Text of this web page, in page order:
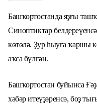
Башҡортостанда яҙғы
Синоптиктар
кѳтѳлә. Ҙур һыуға ҡаршы
аҡса бүлгән.
Башҡортостан буйынса
хәбәр итеүҙәренсә, боҙ